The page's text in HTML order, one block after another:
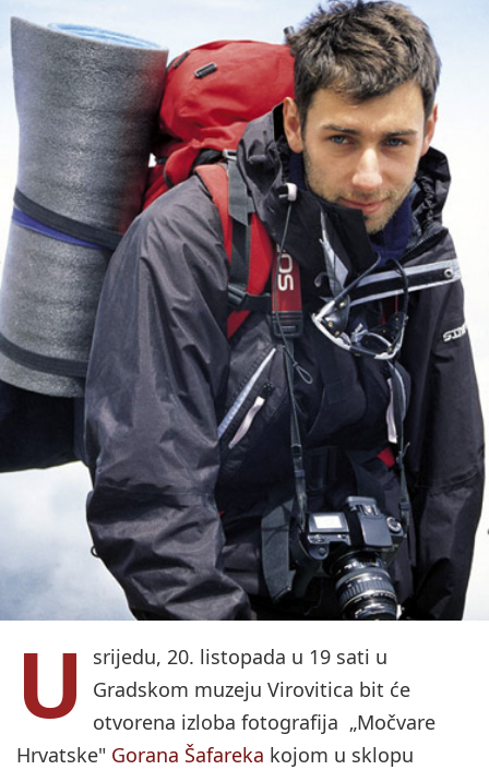
U
srijedu, 20. listopada u 19 sati u
Gradskom muzeju Virovitica bit će
otvorena izloba fotografija „Močvare
Hrvatske" Gorana Šafareka kojom u sklopu